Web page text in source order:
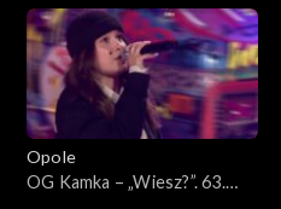
„Hip-hop. Jedno podwórko
2”
Opole
OG Kamka – „Wiesz?”. 63.